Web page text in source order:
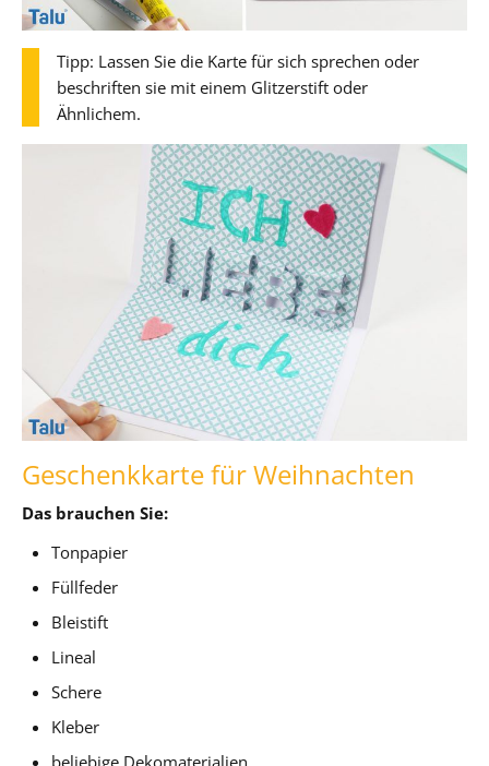
Tipp: Lassen Sie die Karte für sich sprechen oder
beschriften sie mit einem Glitzerstift oder
Ähnlichem.
Geschenkkarte für Weihnachten
Das brauchen Sie:
Tonpapier
Füllfeder
Bleistift
Lineal
Schere
Kleber
beliebige Dekomaterialien